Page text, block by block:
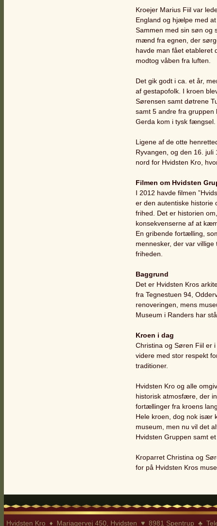
Kroejer Marius Fiil var
England og hjælpe med
Sammen med sin søn og
mænd fra egnen, der
havde man fået etableret
modtog våben fra luften.
Det gik godt i ca. et år,
af gestapofolk. I kroen
Sørensen samt døtrene
samt 5 andre fra gruppen
Gerda kom i tysk fængsel.
Ligene af de otte
Ryvangen, og den 16.
nord for Hvidsten Kro,
Filmen om Hvidsten
I 2012 havde filmen
er den autentiske historie
frihed. Det er historien
konsekvenserne af at
En gribende fortælling,
mennesker, der var
friheden.
Baggrund
Det er Hvidsten Kros
fra Tegnestuen 94,
renoveringen, mens
Museum i Randers har
Kroen i dag
Christina og Søren Fiil er
videre med stor respekt
traditioner.
Hvidsten Kro og alle
historisk atmosfære, der
fortællinger fra kroens
Hele kroen, dog nok især
museum, men nu vil det
Hvidsten Gruppen samt
Kroparret Christina og
for på Hvidsten Kros
Hvidsten Kro ♦ Mariagervej 450, Hvidsten ♥ 8981 Spentrup ♣